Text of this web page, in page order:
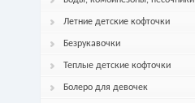
Летние детские кофточки
Безрукавочки
Теплые детские кофточки
Болеро для девочек